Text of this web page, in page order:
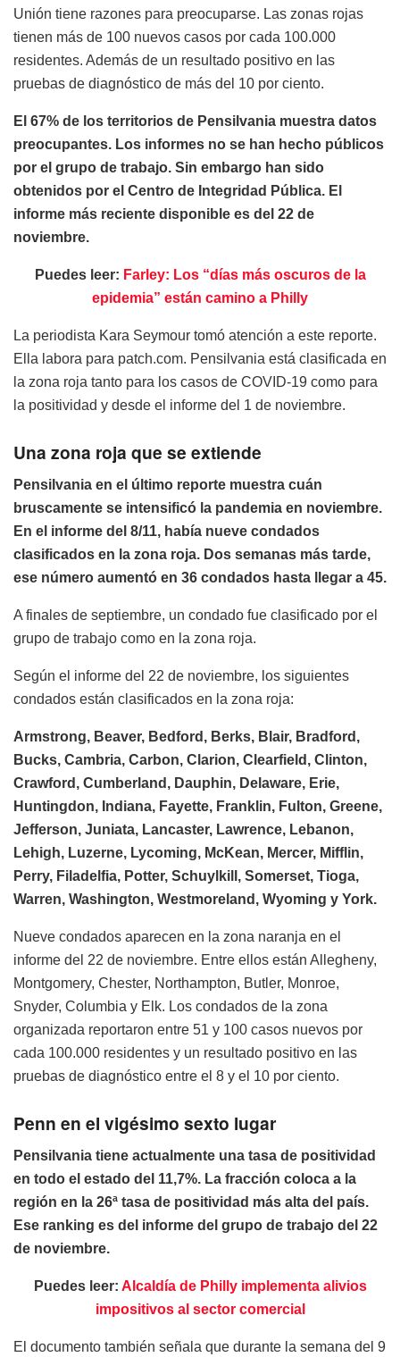
Unión tiene razones para preocuparse. Las zonas rojas
tienen más de 100 nuevos casos por cada 100.000
residentes. Además de un resultado positivo en las
pruebas de diagnóstico de más del 10 por ciento.
El 67% de los territorios de Pensilvania muestra datos
preocupantes. Los informes no se han hecho públicos
por el grupo de trabajo. Sin embargo han sido
obtenidos por el Centro de Integridad Pública. El
informe más reciente disponible es del 22 de
noviembre.
Puedes leer: Farley: Los “días más oscuros de la
epidemia” están camino a Philly
La periodista Kara Seymour tomó atención a este reporte.
Ella labora para patch.com. Pensilvania está clasificada en
la zona roja tanto para los casos de COVID-19 como para
la positividad y desde el informe del 1 de noviembre.
Una zona roja que se extiende
Pensilvania en el último reporte muestra cuán
bruscamente se intensificó la pandemia en noviembre.
En el informe del 8/11, había nueve condados
clasificados en la zona roja. Dos semanas más tarde,
ese número aumentó en 36 condados hasta llegar a 45.
A finales de septiembre, un condado fue clasificado por el
grupo de trabajo como en la zona roja.
Según el informe del 22 de noviembre, los siguientes
condados están clasificados en la zona roja:
Armstrong, Beaver, Bedford, Berks, Blair, Bradford,
Bucks, Cambria, Carbon, Clarion, Clearfield, Clinton,
Crawford, Cumberland, Dauphin, Delaware, Erie,
Huntingdon, Indiana, Fayette, Franklin, Fulton, Greene,
Jefferson, Juniata, Lancaster, Lawrence, Lebanon,
Lehigh, Luzerne, Lycoming, McKean, Mercer, Mifflin,
Perry, Filadelfia, Potter, Schuylkill, Somerset, Tioga,
Warren, Washington, Westmoreland, Wyoming y York.
Nueve condados aparecen en la zona naranja en el
informe del 22 de noviembre. Entre ellos están Allegheny,
Montgomery, Chester, Northampton, Butler, Monroe,
Snyder, Columbia y Elk. Los condados de la zona
organizada reportaron entre 51 y 100 casos nuevos por
cada 100.000 residentes y un resultado positivo en las
pruebas de diagnóstico entre el 8 y el 10 por ciento.
Penn en el vigésimo sexto lugar
Pensilvania tiene actualmente una tasa de positividad
en todo el estado del 11,7%. La fracción coloca a la
región en la 26ª tasa de positividad más alta del país.
Ese ranking es del informe del grupo de trabajo del 22
de noviembre.
Puedes leer: Alcaldía de Philly implementa alivios
impositivos al sector comercial
El documento también señala que durante la semana del 9